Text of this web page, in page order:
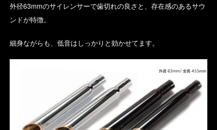
外径63mmのサイレンサーで歯切れの良さと、存在感のあるサウ
ンドが特徴。
細身ながらも、低音はしっかりと効かせてます。